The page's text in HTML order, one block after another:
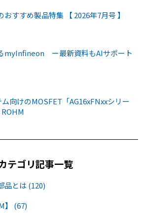
すすめ製品特集 【 2026年7月号 】
myInfineon ー最新資料もAIサポート
向けのMOSFET「AG16xFNxxシリー
テゴリ記事一覧
品とは (120)
】 (67)